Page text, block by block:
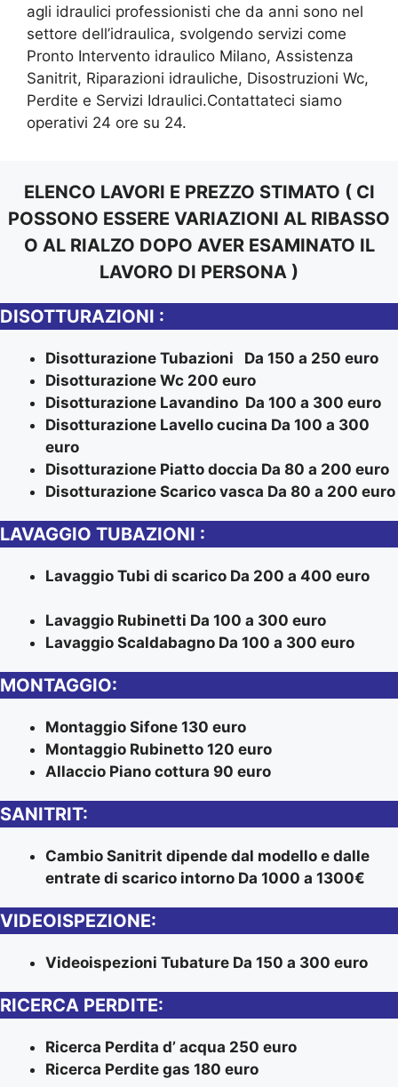
agli idraulici professionisti che da anni sono nel
settore dell’idraulica, svolgendo servizi come
Pronto Intervento idraulico Milano, Assistenza
Sanitrit, Riparazioni idrauliche, Disostruzioni Wc,
Perdite e Servizi Idraulici.Contattateci siamo
operativi 24 ore su 24.
ELENCO LAVORI E PREZZO STIMATO ( CI
POSSONO ESSERE VARIAZIONI AL RIBASSO
O AL RIALZO DOPO AVER ESAMINATO IL
LAVORO DI PERSONA )
DISOTTURAZIONI :
Disotturazione Tubazioni Da 150 a 250 euro
Disotturazione Wc 200 euro
Disotturazione Lavandino Da 100 a 300 euro
Disotturazione Lavello cucina Da 100 a 300
euro
Disotturazione Piatto doccia Da 80 a 200 euro
Disotturazione Scarico vasca Da 80 a 200 euro
LAVAGGIO TUBAZIONI :
Lavaggio Tubi di scarico Da 200 a 400 euro
Lavaggio Rubinetti Da 100 a 300 euro
Lavaggio Scaldabagno Da 100 a 300 euro
MONTAGGIO:
Montaggio Sifone 130 euro
Montaggio Rubinetto 120 euro
Allaccio Piano cottura 90 euro
SANITRIT:
Cambio Sanitrit dipende dal modello e dalle
entrate di scarico intorno Da 1000 a 1300€
VIDEOISPEZIONE:
Videoispezioni Tubature Da 150 a 300 euro
RICERCA PERDITE:
Ricerca Perdita d’ acqua 250 euro
Ricerca Perdite gas 180 euro